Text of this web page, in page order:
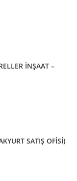
İNŞAAT –
SATIŞ OFİSİ)